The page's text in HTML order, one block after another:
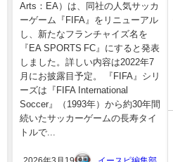
Arts：EA）は、同社の人気サッカ
ーゲーム『FIFA』をリニューアル
し、新たなフランチャイズ名を
『EA SPORTS FC』にすると発表
しました。詳しい内容は2022年7
月にお披露目予定。 『FIFA』シリ
ーズは『FIFA International
Soccer』（1993年）から約30年間
続いたサッカーゲームの長寿タイ
トルで...